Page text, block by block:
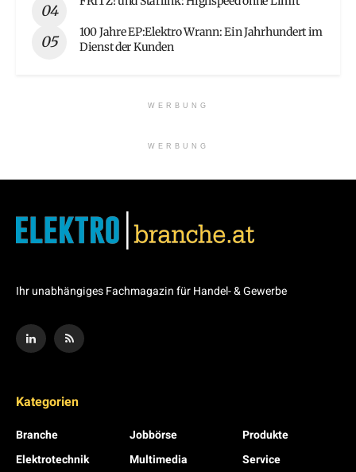
100 Jahre EP:Elektro Wrann: Ein Jahrhundert im
Dienst der Kunden
WERBUNG
WERBUNG
Ihr unabhängiges Fachmagazin für Handel- & Gewerbe
Kategorien
Branche
Elektrotechnik
Jobbörse
Multimedia
Produkte
Service